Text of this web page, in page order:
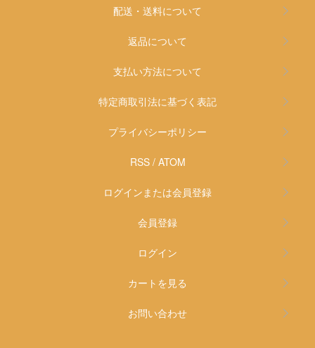
配送・送料について
返品について
支払い方法について
特定商取引法に基づく表記
プライバシーポリシー
RSS/ ATOM
ログインまたは会員登録
会員登録
ログイン
カートを見る
お問い合わせ